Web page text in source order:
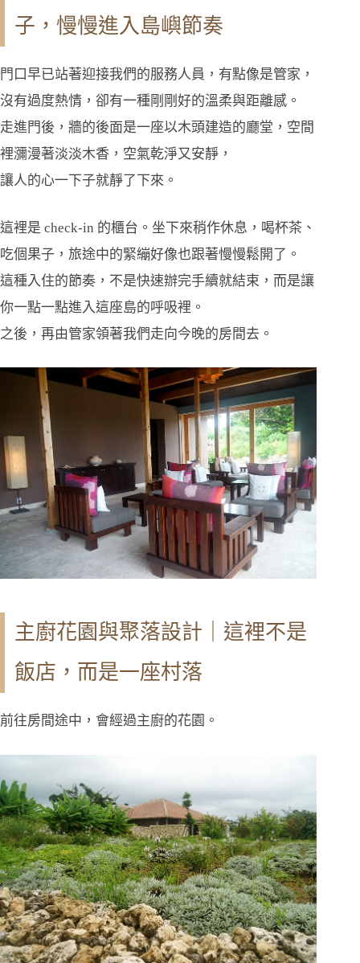
子，慢慢進入島嶼節奏
門口早已站著迎接我們的服務人員，有點像是管家，
沒有過度熱情，卻有一種剛剛好的溫柔與距離感。
走進門後，牆的後面是一座以木頭建造的廳堂，空間
裡瀰漫著淡淡木香，空氣乾淨又安靜，
讓人的心一下子就靜了下來。
這裡是 check-in 的櫃台。坐下來稍作休息，喝杯茶、
吃個果子，旅途中的緊繃好像也跟著慢慢鬆開了。
這種入住的節奏，不是快速辦完手續就結束，而是讓
你一點一點進入這座島的呼吸裡。
之後，再由管家領著我們走向今晚的房間去。
主廚花園與聚落設計｜這裡不是
飯店，而是一座村落
前往房間途中，會經過主廚的花園。